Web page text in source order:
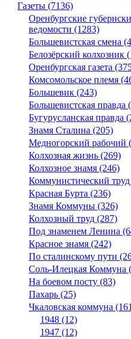
Газеты (7136)
Оренбургские
ведомости (1283)
Большевистская смена
Белозёрский колхозник
Оренбургская газета
Комсомольское племя
Большевик (243)
Большевистская правда
Бугурусланская правда
Знамя Сталина (205)
Медногорский рабочий
Колхозная жизнь (269)
Колхозное знамя (246)
Коммунистический
Красная Бурта (236)
Знамя Коммуны (326)
Колхозный труд (287)
Под знаменем Ленина
Красное знамя (242)
По сталинскому пути
Соль-Илецкая Коммуна
На боевом посту (83)
Пахарь (25)
Чкаловская коммуна
1948 (12)
1947 (12)